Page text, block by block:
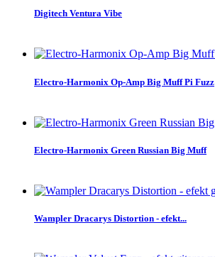
Digitech Ventura Vibe
Electro-Harmonix Op-Amp Big Muff Pi Fuzz
Electro-Harmonix Green Russian Big Muff
Wampler Dracarys Distortion - efekt...